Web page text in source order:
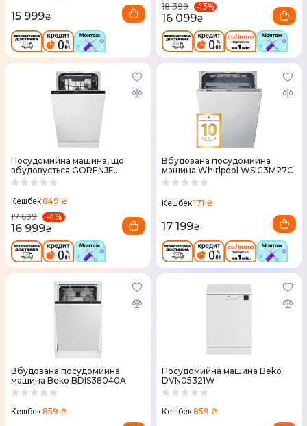
15 999₴
18 399
-13%
16 099₴
Посудомийна машина, що
вбудовується GORENJE
GV520E11
Кешбек849 ₴
17 699
-4%
16 999₴
Вбудована посудомийна
машина Whirlpool WSIC3M27C
Кешбек171 ₴
17 199₴
Вбудована посудомийна
машина Beko BDIS38040A
Кешбек859 ₴
Посудомийна машина Beko
DVN05321W
Кешбек859 ₴